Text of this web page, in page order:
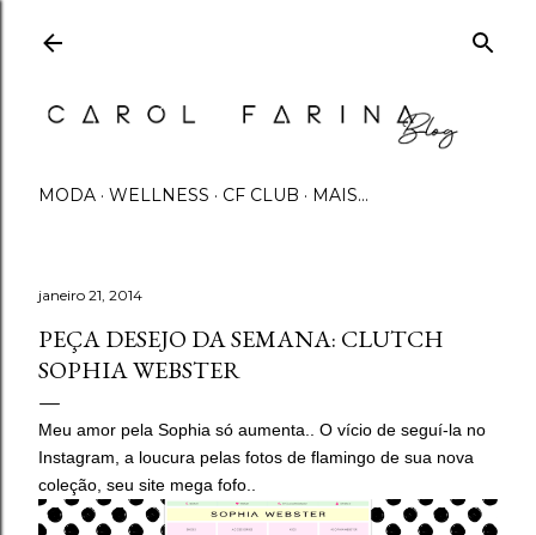
MODA WELLNESS CF CLUB MAIS…
janeiro 21, 2014
PEÇA DESEJO DA SEMANA: CLUTCH
SOPHIA WEBSTER
Meu amor pela Sophia só aumenta.. O vício de seguí-la no
Instagram, a loucura pelas fotos de flamingo de sua nova
coleção, seu site mega fofo..